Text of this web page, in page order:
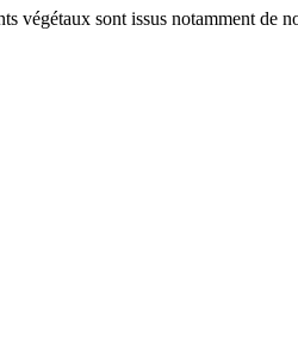
végétaux sont issus notamment de